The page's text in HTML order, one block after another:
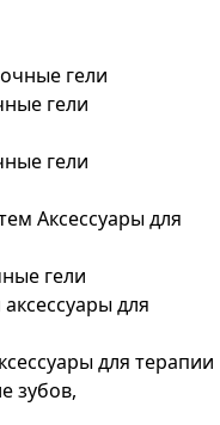
гели
гели
Аксессуары для
гели
для терапии